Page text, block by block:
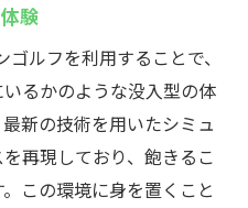
験
ゴルフを利用することで、
るかのような没入型の体
新の技術を用いたシミュ
再現しており、飽きるこ
この環境に身を置くこと